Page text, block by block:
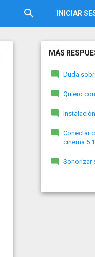
INICIAR
MÁS
Duda
Quiero
Conectar
cinema 5.1
Sonorizar